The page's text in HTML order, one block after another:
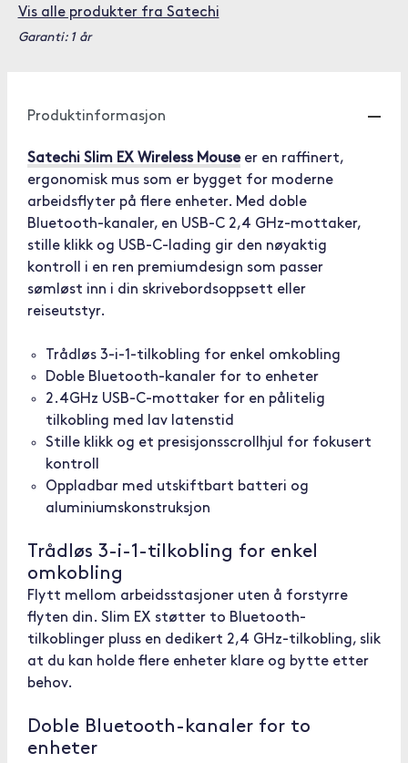
Vis alle produkter fra Satechi
Garanti: 1 år
Produktinformasjon
Satechi Slim EX Wireless Mouseer en raffinert,
ergonomisk mus som er bygget for moderne
arbeidsflyter på flere enheter. Med doble
Bluetooth-kanaler, en USB-C 2,4 GHz-mottaker,
stille klikk og USB-C-lading gir den nøyaktig
kontroll i en ren premiumdesign som passer
sømløst inn i din skrivebordsoppsett eller
reiseutstyr.
Trådløs 3-i-1-tilkobling for enkel omkobling
Doble Bluetooth-kanaler for to enheter
2.4GHz USB-C-mottaker for en pålitelig
tilkobling med lav latenstid
Stille klikk og et presisjonsscrollhjul for fokusert
kontroll
Oppladbar med utskiftbart batteri og
aluminiumskonstruksjon
Trådløs 3-i-1-tilkobling for enkel
omkobling
Flytt mellom arbeidsstasjoner uten å forstyrre
flyten din. Slim EX støtter to Bluetooth-
tilkoblinger pluss en dedikert 2,4 GHz-tilkobling, slik
at du kan holde flere enheter klare og bytte etter
behov.
Doble Bluetooth-kanaler for to
enheter